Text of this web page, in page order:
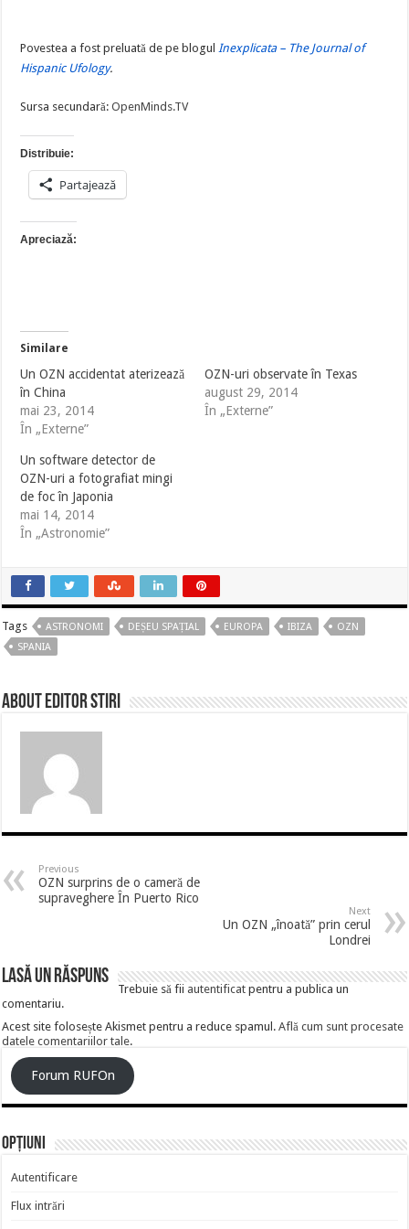
Povestea a fost preluată de pe blogul Inexplicata – The Journal of
Hispanic Ufology.
Sursa secundară:OpenMinds.TV
Distribuie:
Partajează
Apreciază:
Similare
Un OZN accidentat aterizează
în China
mai 23, 2014
În „Externe”
OZN-uri observate în Texas
august 29, 2014
În „Externe”
Un software detector de
OZN-uri a fotografiat mingi
de foc în Japonia
mai 14, 2014
În „Astronomie”
Tags ASTRONOMI DEȘEU SPAȚIAL EUROPA IBIZA
OZN
SPANIA
About Editor Stiri
Previous
OZN surprins de o cameră de
supraveghere În Puerto Rico
Next
Un OZN „înoată” prin cerul
Londrei
Lasă un răspuns
Trebuie să fii autentificat pentru a publica un
comentariu.
Acest site folosește Akismet pentru a reduce spamul.Află cum sunt procesate
datele comentariilor tale.
Forum RUFOn
Opțiuni
Autentificare
Flux intrări